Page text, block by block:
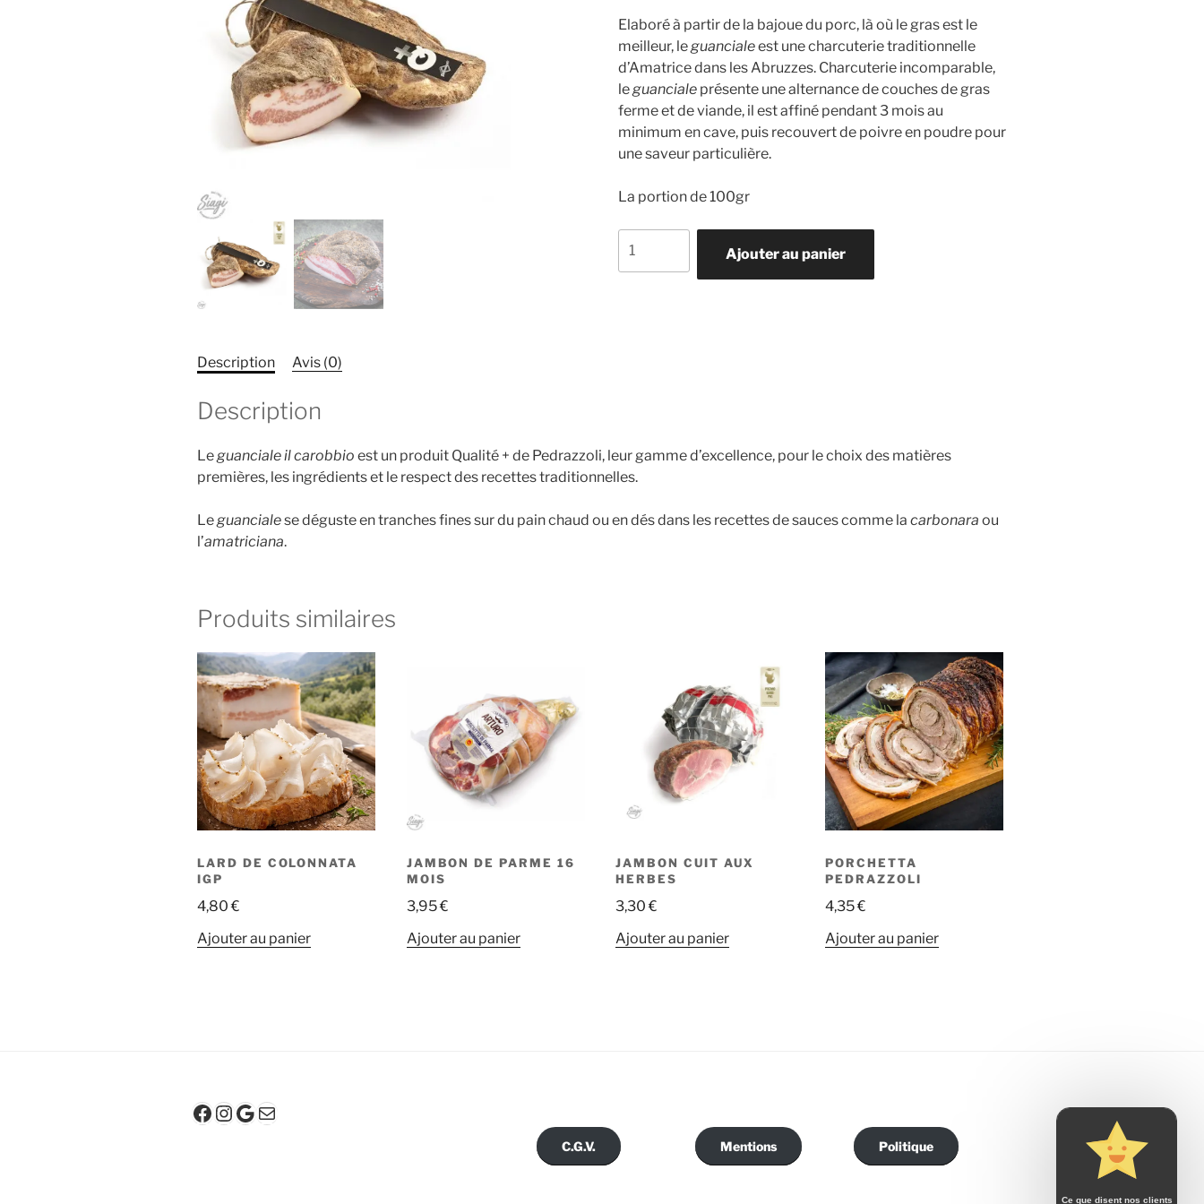
Elaboré à partir de la bajoue du porc, là où le gras est le
meilleur, le guancialeest une charcuterie traditionnelle
d’Amatrice dans les Abruzzes. Charcuterie incomparable,
le guanciale présente une alternance de couches de gras
ferme et de viande, il est affiné pendant 3 mois au
minimum en cave, puis recouvert de poivre en poudre pour
une saveur particulière.
La portion de 100gr
de
Ajouter au panier
Description Avis (0)
Description
Le guanciale il carobbio est un produit Qualité + de Pedrazzoli, leur gamme d’excellence, pour le choix des matières
premières, les ingrédients et le respect des recettes traditionnelles.
Le guancialese déguste en tranches fines sur du pain chaud ou en dés dans les recettes de sauces comme la carbonara ou
l’amatriciana.
Produits similaires
LARD DE COLONNATA
IGP
4,80€
Ajouter au panier
JAMBON DE PARME 16
MOIS
3,95€
Ajouter au panier
JAMBON CUIT AUX
HERBES
3,30€
Ajouter au panier
PORCHETTA
PEDRAZZOLI
4,35€
Ajouter au panier
Facebook
Instagram
Google
E-mail
C.G.V. Mentions Politique
Ce que disent nos clients